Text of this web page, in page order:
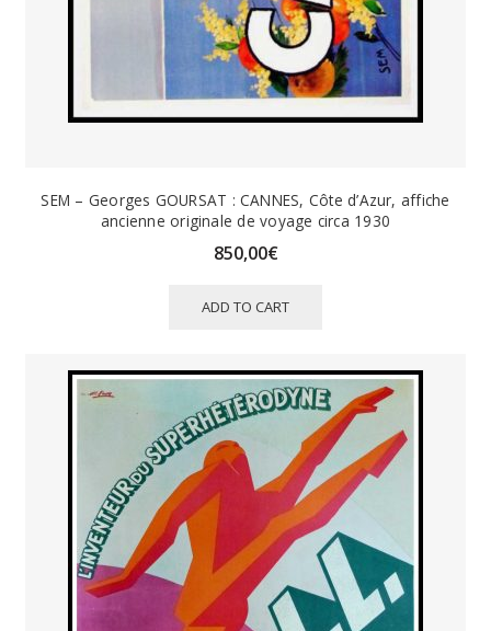
SEM – Georges GOURSAT : CANNES, Côte d’Azur, affiche
ancienne originale de voyage circa 1930
850,00€
ADD TO CART